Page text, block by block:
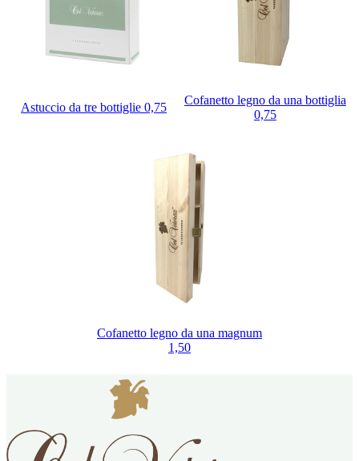
Astuccio da tre bottiglie 0,75
Cofanetto legno da una bottiglia
0,75
Cofanetto legno da una magnum
1,50